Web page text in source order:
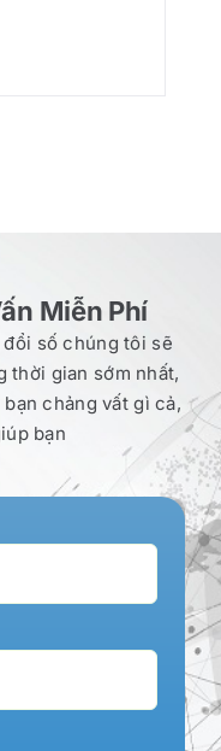
Miễn Phí
số chúng tôi sẽ
thời gian sớm nhất,
chảng vất gì cả,
bạn